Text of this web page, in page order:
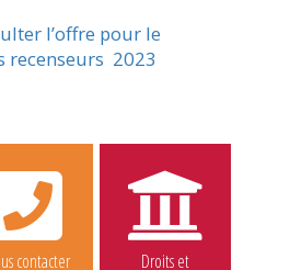
l’offre pour le
recenseurs 2023
contacter
Droits et